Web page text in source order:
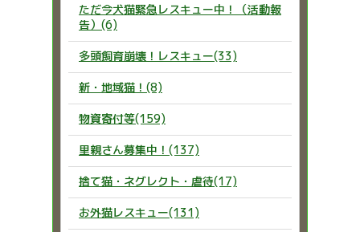
ただ今犬猫緊急レスキュー中！（活動報
告）(6)
多頭飼育崩壊！レスキュー(33)
新・地域猫！(8)
物資寄付等(159)
里親さん募集中！(137)
捨て猫・ネグレクト・虐待(17)
お外猫レスキュー(131)